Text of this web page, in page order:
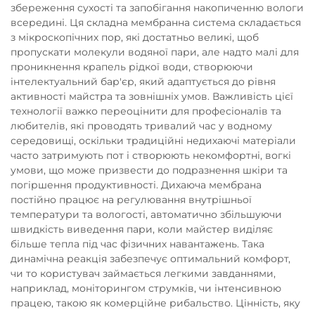
збереження сухості та запобігання накопиченню вологи
всередині. Ця складна мембранна система складається
з мікроскопічних пор, які достатньо великі, щоб
пропускати молекули водяної пари, але надто малі для
проникнення крапель рідкої води, створюючи
інтелектуальний бар'єр, який адаптується до рівня
активності майстра та зовнішніх умов. Важливість цієї
технології важко переоцінити для професіоналів та
любителів, які проводять тривалий час у водному
середовищі, оскільки традиційні недихаючі матеріали
часто затримують пот і створюють некомфортні, вогкі
умови, що може призвести до подразнення шкіри та
погіршення продуктивності. Дихаюча мембрана
постійно працює на регулювання внутрішньої
температури та вологості, автоматично збільшуючи
швидкість виведення пари, коли майстер виділяє
більше тепла під час фізичних навантажень. Така
динамічна реакція забезпечує оптимальний комфорт,
чи то користувач займається легкими завданнями,
наприклад, моніторингом струмків, чи інтенсивною
працею, такою як комерційне рибальство. Цінність, яку